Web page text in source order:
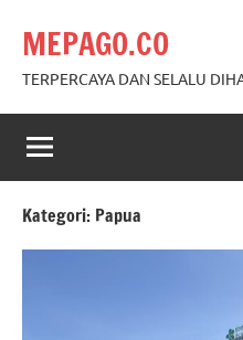
content
MEPAGO.CO
TERPERCAYA DAN SELALU
Kategori: Papua